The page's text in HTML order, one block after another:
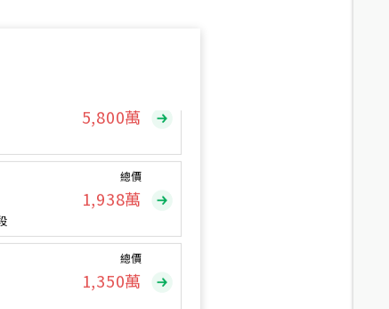
總價
1,938萬
總價
1,350萬